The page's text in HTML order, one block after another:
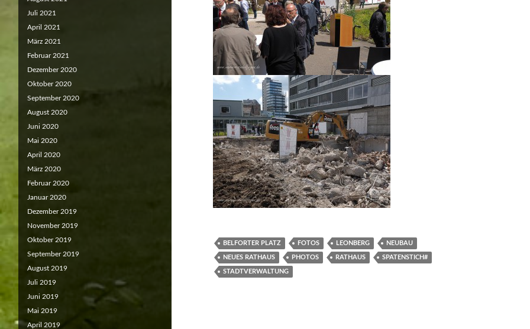
BELFORTER PLATZ FOTOS LEONBERG NEUBAU
NEUES RATHAUS PHOTOS RATHAUS SPATENSTICH#
STADTVERWALTUNG
Juli 2021
April 2021
März 2021
Februar 2021
Dezember 2020
Oktober 2020
September 2020
August 2020
Juni 2020
Mai 2020
April 2020
März 2020
Februar 2020
Januar 2020
Dezember 2019
November 2019
Oktober 2019
September 2019
August 2019
Juli 2019
Juni 2019
Mai 2019
April 2019